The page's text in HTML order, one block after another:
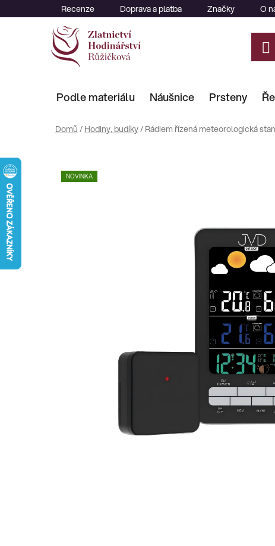
na
Recenze Doprava a platba Značky O
Podle materiálu Náušnice Prsteny
Domů / Hodiny, budíky/ Rádiem řízená meteorologická
NOVINKA